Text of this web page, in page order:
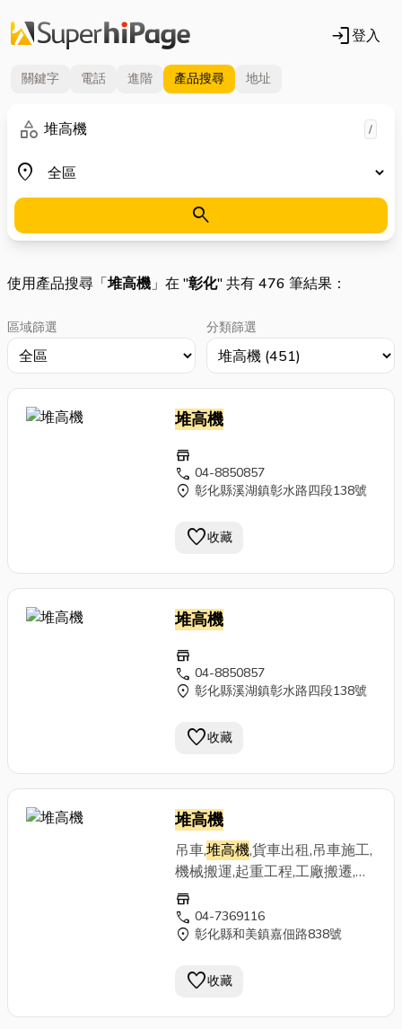
login登入
關鍵字 電話 進階 產品搜尋 地址
category
關鍵字 /
place
地區
search
使用產品搜尋「堆高機」在 "彰化" 共有 476 筆結果：
區域篩選 分類篩選
堆高機
store
call 04-8850857
location_on 彰化縣溪湖鎮彰水路四段138號
favorite收藏
堆高機
store
call 04-8850857
location_on 彰化縣溪湖鎮彰水路四段138號
favorite收藏
堆高機
吊車,堆高機,貨車出租,吊車施工,
機械搬運,起重工程,工廠搬遷,高
空吊籃
store
call 04-7369116
location_on 彰化縣和美鎮嘉佃路838號
favorite收藏